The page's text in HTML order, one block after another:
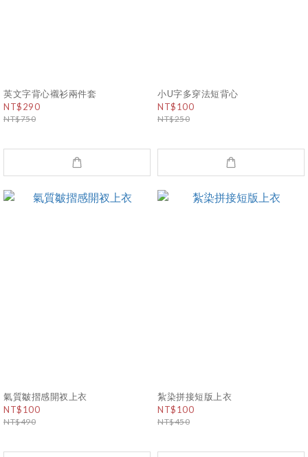
英文字背心襯衫兩件套
NT$290
NT$750
小U字多穿法短背心
NT$100
NT$250
氣質皺摺感開衩上衣
NT$100
NT$490
紮染拼接短版上衣
NT$100
NT$450